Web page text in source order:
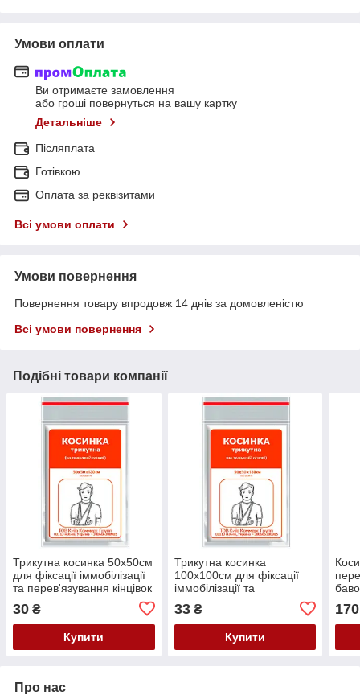
Умови оплати
Ви отримаєте замовлення
або гроші повернуться на вашу картку
Детальніше
Післяплата
Готівкою
Оплата за реквізитами
Всі умови оплати
Умови повернення
Повернення товару впродовж 14 днів за домовленістю
Всі умови повернення
Подібні товари компанії
Трикутна косинка 50х50см
для фіксації іммобілізації
та перев'язування кінцівок
або голови ФАРМ ХЕЛПЕР
30 ₴
Купити
Трикутна косинка
100х100см для фіксації
іммобілізації та
або голови ФАРМ ХЕЛПЕР
33₴
Купити
170
Про нас